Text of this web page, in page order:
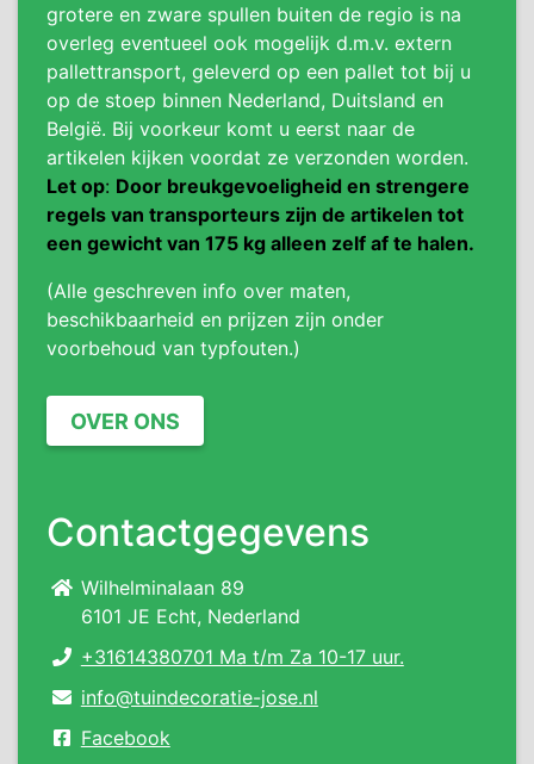
grotere en zware spullen buiten de regio is na
overleg eventueel ook mogelijk d.m.v. extern
pallettransport, geleverd op een pallet tot bij u
op de stoep binnen Nederland, Duitsland en
België. Bij voorkeur komt u eerst naar de
artikelen kijken voordat ze verzonden worden.
Let op: Door breukgevoeligheid en strengere
regels van transporteurs zijn de artikelen tot
een gewicht van 175 kg alleen zelf af te halen.
(Alle geschreven info over maten,
beschikbaarheid en prijzen zijn onder
voorbehoud van typfouten.)
OVER ONS
Contactgegevens
Wilhelminalaan 89
6101 JE Echt, Nederland
+31614380701 Ma t/m Za 10-17 uur.
info@tuindecoratie-jose.nl
Facebook